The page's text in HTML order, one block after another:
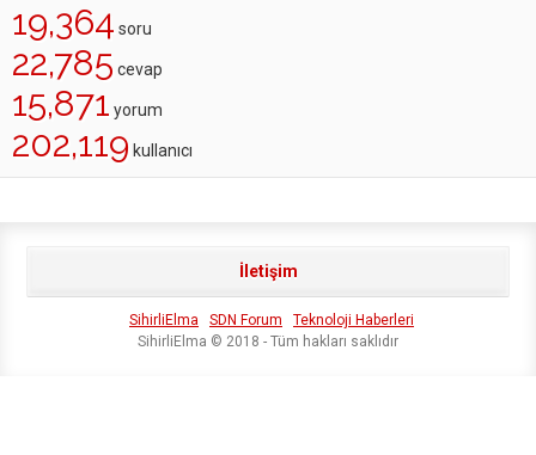
19,364 soru
22,785 cevap
15,871 yorum
202,119 kullanıcı
İletişim
SihirliElma SDN Forum
Teknoloji Haberleri
SihirliElma © 2018 - Tüm hakları saklıdır